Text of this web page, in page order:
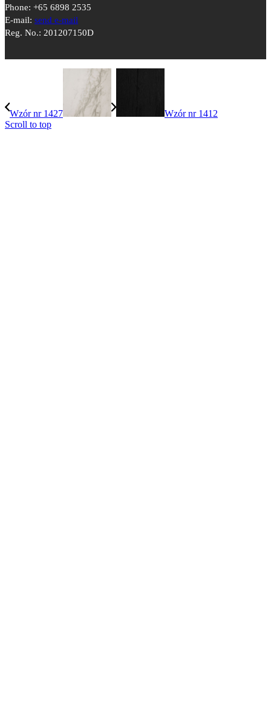
Phone: +65 6898 2535
E-mail: send e-mail
Reg. No.: 201207150D
Wzór nr 1427
Wzór nr 1412
Scroll to top